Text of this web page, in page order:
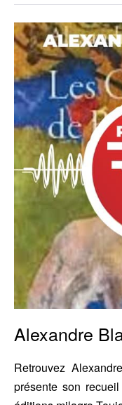
nez
d’Aure
Meury
(Article
+
Interview)
Alexandre
Blaineau
sur
RCF
Radio
!
Alexandre
Retrouvez
présente son